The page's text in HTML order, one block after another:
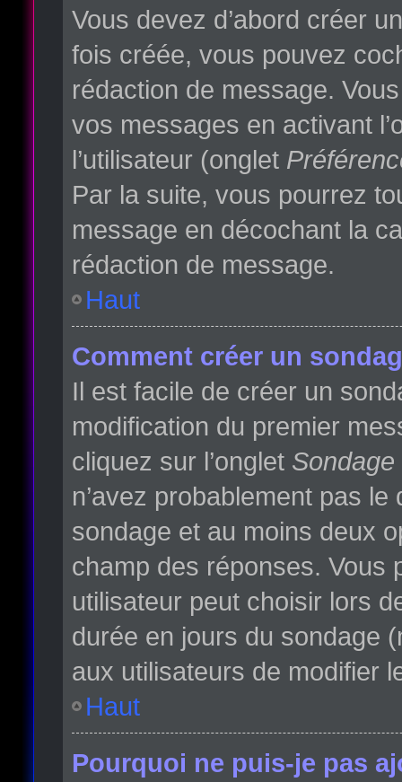
Vous devez d’abord créer
fois créée, vous pouvez
rédaction de message.
vos messages en activant
l’utilisateur (onglet
Par la suite, vous pourrez
message en décochant la
rédaction de message.
Haut
Comment créer un
Il est facile de créer un
modification du premier
cliquez sur l’onglet Sondage
n’avez probablement pas
sondage et au moins deux
champ des réponses. Vous
utilisateur peut choisir lors
durée en jours du sondage
aux utilisateurs de modifier
Haut
Pourquoi ne puis-je pas